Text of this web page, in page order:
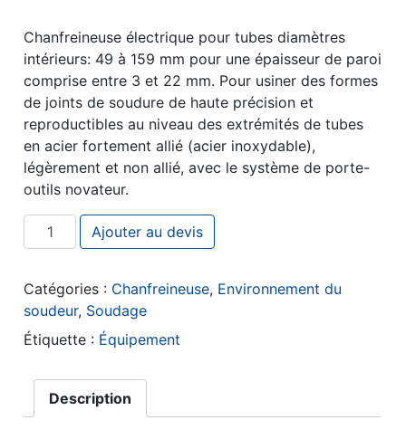
Chanfreineuse électrique pour tubes diamètres
intérieurs: 49 à 159 mm pour une épaisseur de paroi
comprise entre 3 et 22 mm. Pour usiner des formes
de joints de soudure de haute précision et
reproductibles au niveau des extrémités de tubes
en acier fortement allié (acier inoxydable),
légèrement et non allié, avec le système de porte-
outils novateur.
quantité de Machines pour le façonnage des
Ajouter au devis
Catégories : Chanfreineuse, Environnement du
soudeur, Soudage
Étiquette : Équipement
Description